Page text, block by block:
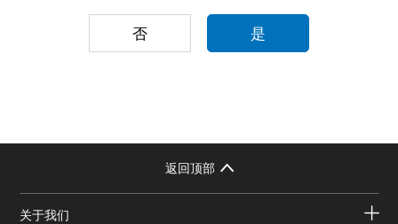
否 是
返回顶部
关于我们